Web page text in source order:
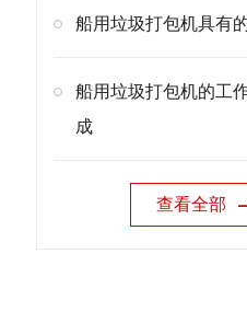
船用垃圾打包机具有
船用垃圾打包机的工
成
查看全部